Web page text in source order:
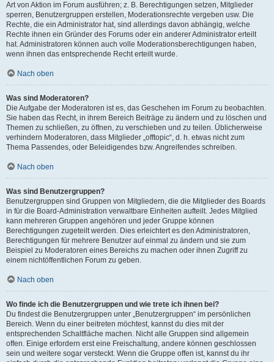
Art von Aktion im Forum ausführen; z. B. Berechtigungen setzen, Mitglieder
sperren, Benutzergruppen erstellen, Moderationsrechte vergeben usw. Die
Rechte, die ein Administrator hat, sind allerdings davon abhängig, welche
Rechte ihnen ein Gründer des Forums oder ein anderer Administrator erteilt
hat. Administratoren können auch volle Moderationsberechtigungen haben,
wenn ihnen das entsprechende Recht erteilt wurde.
Nach oben
Was sind Moderatoren?
Die Aufgabe der Moderatoren ist es, das Geschehen im Forum zu beobachten.
Sie haben das Recht, in ihrem Bereich Beiträge zu ändern und zu löschen und
Themen zu schließen, zu öffnen, zu verschieben und zu teilen. Üblicherweise
verhindern Moderatoren, dass Mitglieder „offtopic“, d. h. etwas nicht zum
Thema Passendes, oder Beleidigendes bzw. Angreifendes schreiben.
Nach oben
Was sind Benutzergruppen?
Benutzergruppen sind Gruppen von Mitgliedern, die die Mitglieder des Boards
in für die Board-Administration verwaltbare Einheiten aufteilt. Jedes Mitglied
kann mehreren Gruppen angehören und jeder Gruppe können
Berechtigungen zugeteilt werden. Dies erleichtert es den Administratoren,
Berechtigungen für mehrere Benutzer auf einmal zu ändern und sie zum
Beispiel zu Moderatoren eines Bereichs zu machen oder ihnen Zugriff zu
einem nichtöffentlichen Forum zu geben.
Nach oben
Wo finde ich die Benutzergruppen und wie trete ich ihnen bei?
Du findest die Benutzergruppen unter „Benutzergruppen“ im persönlichen
Bereich. Wenn du einer beitreten möchtest, kannst du dies mit der
entsprechenden Schaltfläche machen. Nicht alle Gruppen sind allgemein
offen. Einige erfordern erst eine Freischaltung, andere können geschlossen
sein und weitere sogar versteckt. Wenn die Gruppe offen ist, kannst du ihr